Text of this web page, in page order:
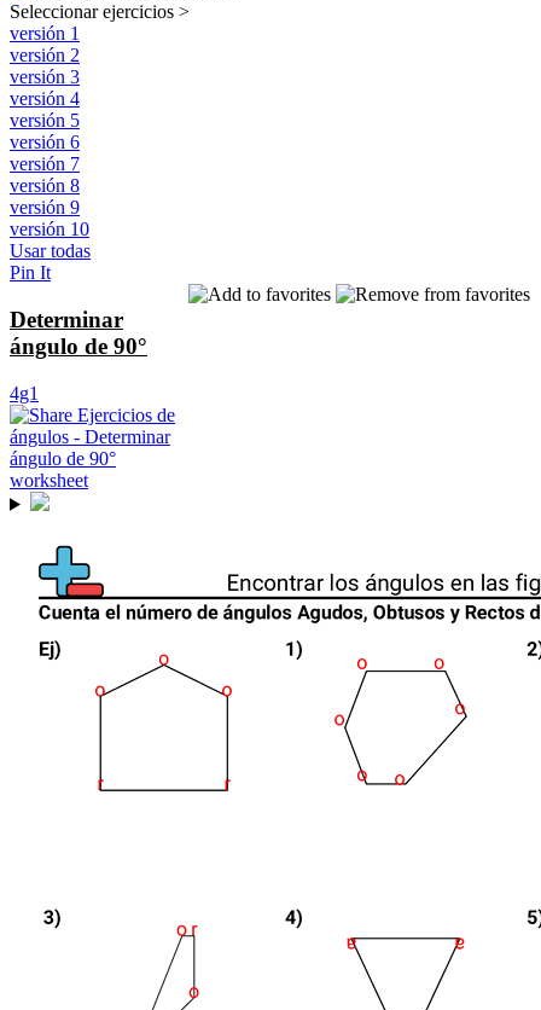
Seleccionar ejercicios >
versión 1
versión 2
versión 3
versión 4
versión 5
versión 6
versión 7
versión 8
versión 9
versión 10
Usar todas
Pin It
Determinar
ángulo de 90°
4g1